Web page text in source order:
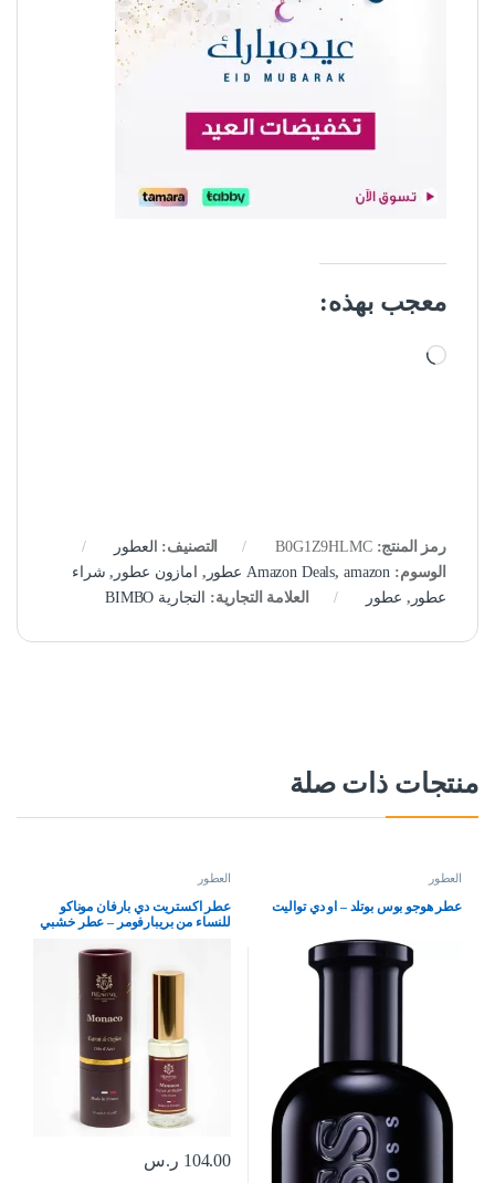
معجب بهذه:
جاري التحميل…
رمز المنتج:B0G1Z9HLMC التصنيف: العطور
الوسوم:
Amazon Deals, amazon عطور , امازون عطور , شراء
عطور , عطور العلامة التجارية: التجارية BIMBO
منتجات ذات صلة
العطور
عطر هوجو بوس بوتلد – او دي تواليت
العطور
عطر اكستريت دي بارفان موناكو
للنساء من بريبارفومر – عطر خشبي
104.00 ر.س